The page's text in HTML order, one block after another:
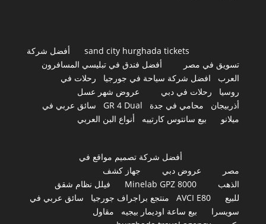
sand city hurghada tickets
أفضل شركة
تسويق في مصر
أفضل فندق في تبليسي المسافرون
العرب
افضل شركة سياحة في جورجيا
رحلات في
روسيا
رحلات في دبي
عروض شهر عسل
أذربيجان
محامي في جدة GR 4 Dual
سائق عربي في
ميلانو
بيع سانتوس كارتييه أنواع البن العربي
أفضل شركة تصميم مواقع في
مصر
عروض دبي
جهاز كشف
الذهب
Minelab GPZ 8000
فيلل نظام شقق
للبيع
AVCI E80 منتجع براجراف جورجيا
سائق عربي في
سويسرا
بيع ساعة اوديمار بيجيه
مقاول